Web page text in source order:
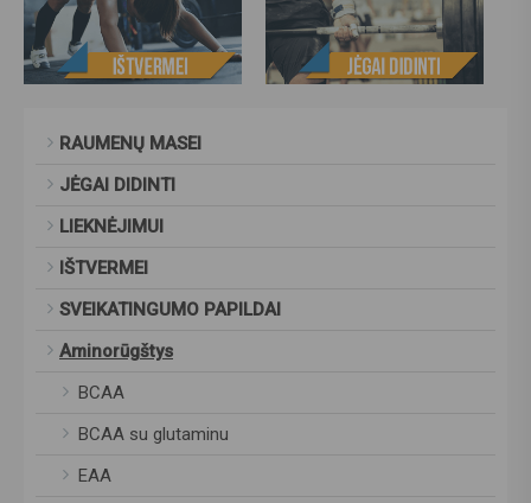
RAUMENŲ MASEI
JĖGAI DIDINTI
LIEKNĖJIMUI
IŠTVERMEI
SVEIKATINGUMO PAPILDAI
Aminorūgštys
BCAA
BCAA su glutaminu
EAA